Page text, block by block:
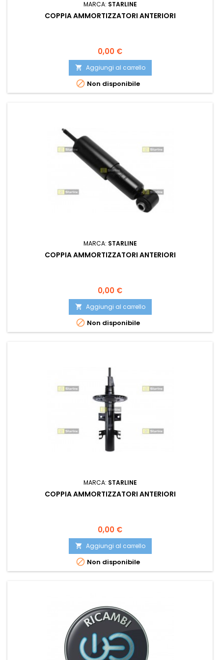
MARCA: STARLINE
COPPIA AMMORTIZZATORI ANTERIORI
Prezzo
0,00 €
 Aggiungi al carrello
 Non disponibile
MARCA: STARLINE
COPPIA AMMORTIZZATORI ANTERIORI
Prezzo
0,00 €
 Aggiungi al carrello
 Non disponibile
MARCA: STARLINE
COPPIA AMMORTIZZATORI ANTERIORI
Prezzo
0,00 €
 Aggiungi al carrello
 Non disponibile